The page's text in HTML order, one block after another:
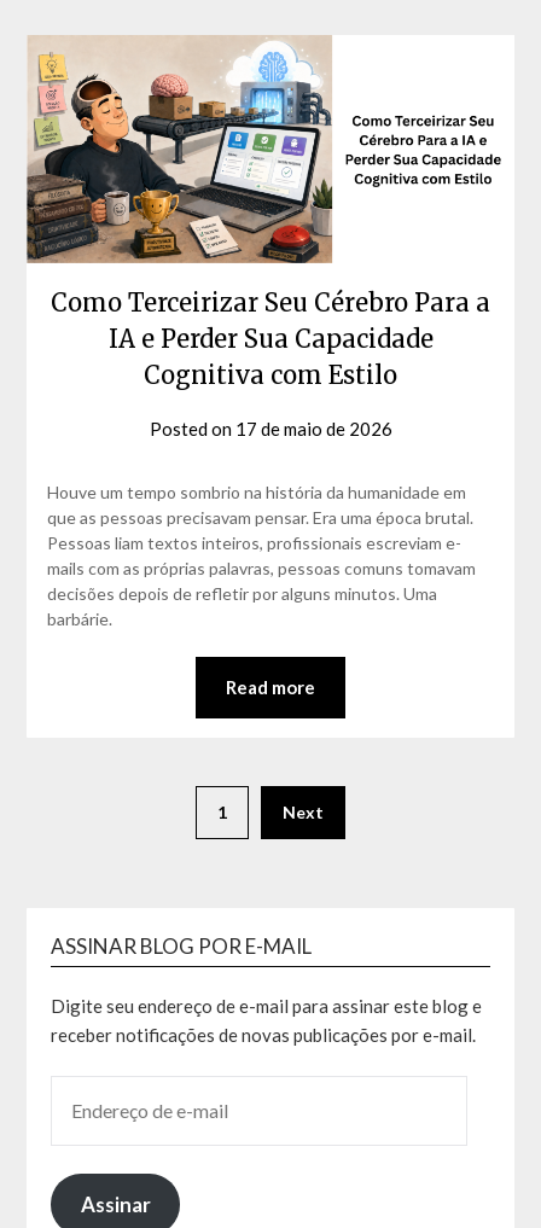
Como Terceirizar Seu Cérebro Para a
IA e Perder Sua Capacidade
Cognitiva com Estilo
Posted on 17 de maio de 2026
Matos
Houve um tempo sombrio na história da humanidade em
que as pessoas precisavam pensar. Era uma época brutal.
Pessoas liam textos inteiros, profissionais escreviam e-
mails com as próprias palavras, pessoas comuns tomavam
decisões depois de refletir por alguns minutos. Uma
barbárie.
Read more
1 Next
ASSINAR BLOG POR E-MAIL
Digite seu endereço de e-mail para assinar este blog e
receber notificações de novas publicações por e-mail.
Assinar